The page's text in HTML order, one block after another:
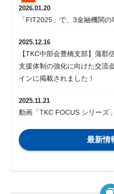
2026.01.20
「FIT2025」で、3金融機関
2025.12.16
【TKC中部会豊橋支部】蒲郡
支援体制の強化に向けた交流
インに掲載されました！
2025.11.21
動画「TKC FOCUS シリーズ
最新情